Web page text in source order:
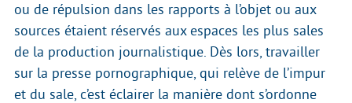
ou de répulsion dans les rapports à l’objet ou aux
sources étaient réservés aux espaces les plus sales
de la production journalistique. Dès lors, travailler
sur la presse pornographique, qui relève de l’impur
et du sale, c’est éclairer la manière dont s’ordonne